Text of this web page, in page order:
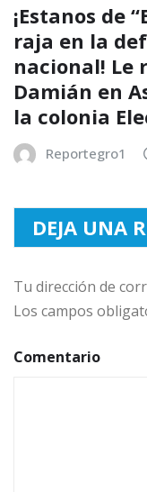
¡Estanos de
raja en la
nacional! Le
Damián en
la colonia
Reportegro1
DEJA UNA
Tu dirección de
Los campos
Comentario